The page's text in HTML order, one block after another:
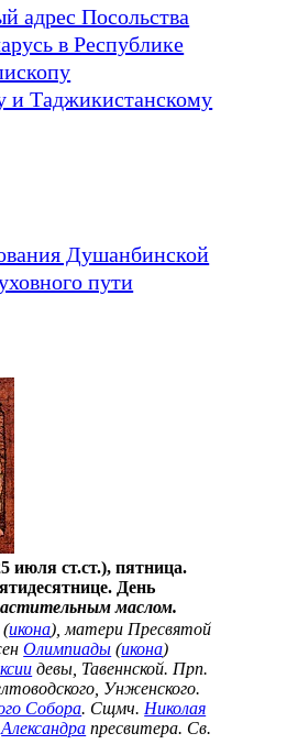
адрес Посольства
в Республике
и Таджикистанскому
Душанбинской
пути
июля ст.ст.), пятница.
День
маслом.
(икона), матери Пресвятой
Олимпиады (икона)
девы, Тавеннской. Прп.
Унженского.
Собора. Сщмч. Николая
Александра пресвитера. Св.